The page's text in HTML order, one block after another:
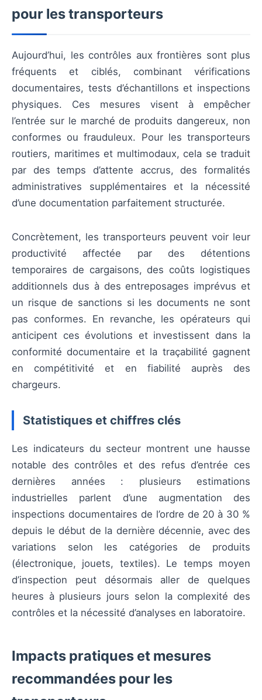
pour les transporteurs
Aujourd’hui, les contrôles aux frontières sont plus
fréquents et ciblés, combinant vérifications
documentaires, tests d’échantillons et inspections
physiques. Ces mesures visent à empêcher
l’entrée sur le marché de produits dangereux, non
conformes ou frauduleux. Pour les transporteurs
routiers, maritimes et multimodaux, cela se traduit
par des temps d’attente accrus, des formalités
administratives supplémentaires et la nécessité
d’une documentation parfaitement structurée.
Concrètement, les transporteurs peuvent voir leur
productivité affectée par des détentions
temporaires de cargaisons, des coûts logistiques
additionnels dus à des entreposages imprévus et
un risque de sanctions si les documents ne sont
pas conformes. En revanche, les opérateurs qui
anticipent ces évolutions et investissent dans la
conformité documentaire et la traçabilité gagnent
en compétitivité et en fiabilité auprès des
chargeurs.
Statistiques et chiffres clés
Les indicateurs du secteur montrent une hausse
notable des contrôles et des refus d’entrée ces
dernières années : plusieurs estimations
industrielles parlent d’une augmentation des
inspections documentaires de l’ordre de 20 à 30 %
depuis le début de la dernière décennie, avec des
variations selon les catégories de produits
(électronique, jouets, textiles). Le temps moyen
d’inspection peut désormais aller de quelques
heures à plusieurs jours selon la complexité des
contrôles et la nécessité d’analyses en laboratoire.
Impacts pratiques et mesures
recommandées pour les